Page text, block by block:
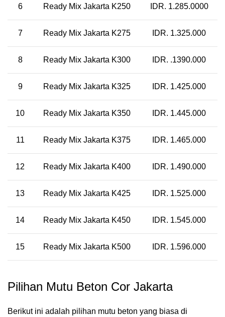
6 Ready Mix Jakarta K250 IDR. 1.285.0000
7 Ready Mix Jakarta K275 IDR. 1.325.000
8 Ready Mix Jakarta K300 IDR. .1390.000
9 Ready Mix Jakarta K325 IDR. 1.425.000
10 Ready Mix Jakarta K350 IDR. 1.445.000
11 Ready Mix Jakarta K375 IDR. 1.465.000
12 Ready Mix Jakarta K400 IDR. 1.490.000
13 Ready Mix Jakarta K425 IDR. 1.525.000
14 Ready Mix Jakarta K450 IDR. 1.545.000
15 Ready Mix Jakarta K500 IDR. 1.596.000
Pilihan Mutu Beton Cor Jakarta
Berikut ini adalah pilihan mutu beton yang biasa di